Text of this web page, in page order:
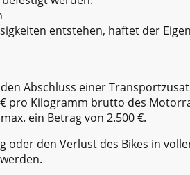
entstehen, haftet der
Abschluss einer
pro Kilogramm brutto des
ein Betrag von 2.500 €.
oder den Verlust des Bikes in